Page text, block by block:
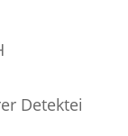
Detektei